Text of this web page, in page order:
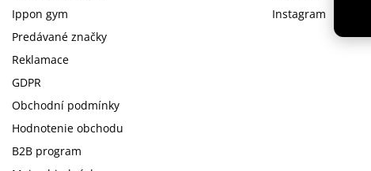
Ippon gym
Predávané značky
Reklamace
GDPR
Obchodní podmínky
Hodnotenie obchodu
B2B program
Instagram